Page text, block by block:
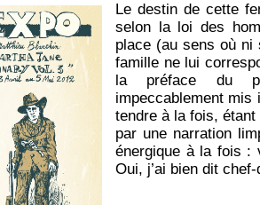
Le destin de cette
selon la loi des
place (au sens où
famille ne lui
la préface du
impeccablement
tendre à la fois,
par une narration
énergique à la fois :
Oui, j’ai bien dit